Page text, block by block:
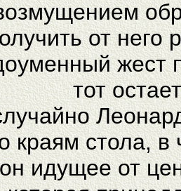
от него
жест
тот
краям стола,
идущее от